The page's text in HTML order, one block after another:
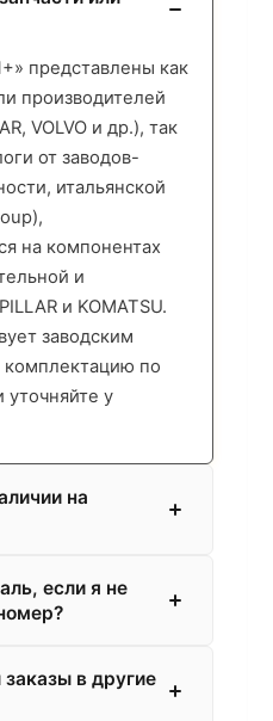
представлены как
производителей
VOLVO и др.), так
от заводов-
итальянской
на компонентах
и
и KOMATSU.
заводским
комплектацию по
уточняйте у
на
если я не
в другие